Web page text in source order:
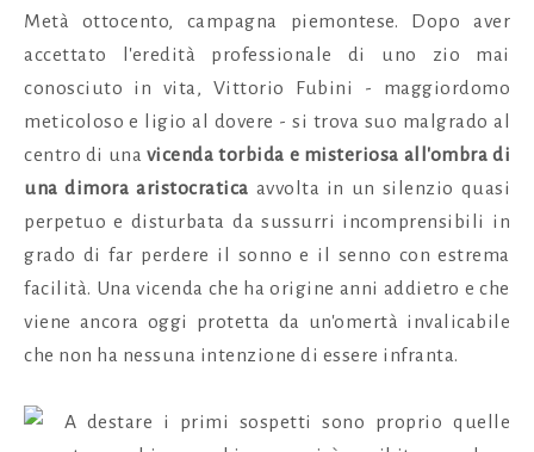
Metà ottocento, campagna piemontese. Dopo aver
accettato l'eredità professionale di uno zio mai
conosciuto in vita, Vittorio Fubini - maggiordomo
meticoloso e ligio al dovere - si trova suo malgrado al
centro di una vicenda torbida e misteriosa all'ombra di
una dimora aristocratica avvolta in un silenzio quasi
perpetuo e disturbata da sussurri incomprensibili in
grado di far perdere il sonno e il senno con estrema
facilità. Una vicenda che ha origine anni addietro e che
viene ancora oggi protetta da un'omertà invalicabile
che non ha nessuna intenzione di essere infranta.
A destare i primi sospetti sono proprio quelle